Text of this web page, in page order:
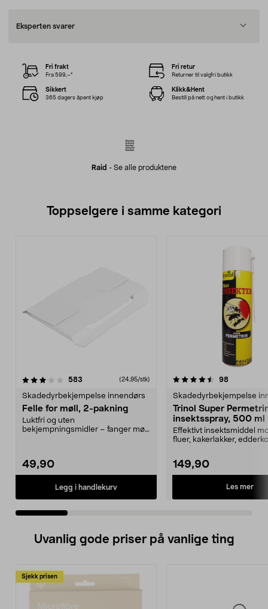
Eksperten svarer
Raid - Se alle produktene
Fri frakt
Fra 599,–*
Fri retur
Returner til valgfri butikk
Sikkert
365 dagers åpent kjøp
Klikk&Hent
Bestill på nett og hent i butikk
Toppselgere i samme kategori
583 anmeldelser(24,95/stk)
Skadedyrbekjempelse innendørs
Felle for møll, 2-pakning
Luktfri og uten
bekjempningsmidler – fanger møll
49,90
Legg i handlekurv
4.5 av 5 stjerner 98
Skadedyrbekjempelse
Trinol Super
insektsspray, 500 ml
Effektivt insektsmiddel
fluer, kakerlakker,
149,90
Les mer
4.0 av 5 stjerner
Uvanlig gode priser på vanlige ting
Sjekk prisen